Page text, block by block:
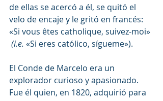
de ellas se acercó a él, se quitó el
velo de encaje y le gritó en francés:
«Si vous êtes catholique, suivez-moi»
(i.e. «Si eres católico, sígueme»).
El Conde de Marcelo era un
explorador curioso y apasionado.
Fue él quien, en 1820, adquirió para